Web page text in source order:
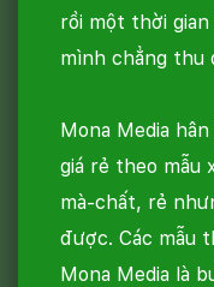
rồi một thời
mình chẳng thu
Mona Media
giá rẻ theo mẫu
mà-chất, rẻ
được. Các mẫu
Mona Media là